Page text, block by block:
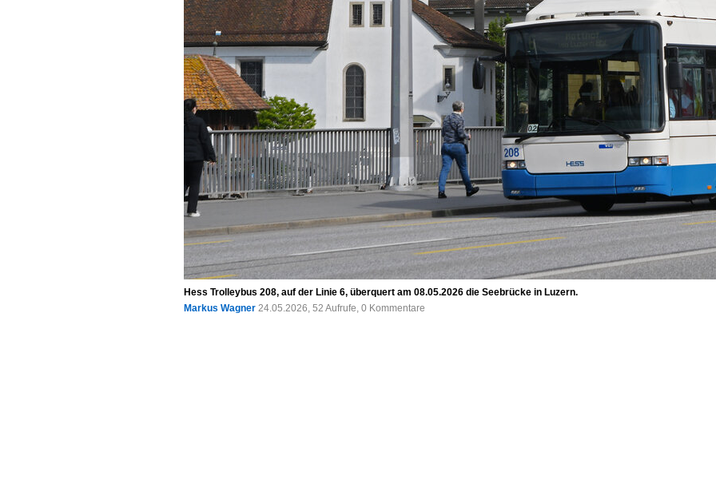
Hess Trolleybus 208, auf der Linie 6, überquert am 08.05.2026 die Seebrücke in Luzern.
Markus Wagner 24.05.2026, 52 Aufrufe, 0 Kommentare